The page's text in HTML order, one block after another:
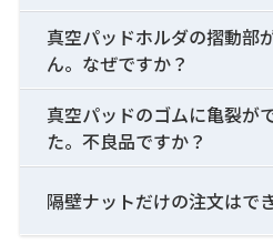
真空パッドホルダの摺動部
ん。なぜですか？
真空パッドのゴムに亀裂が
た。不良品ですか？
隔壁ナットだけの注文はで